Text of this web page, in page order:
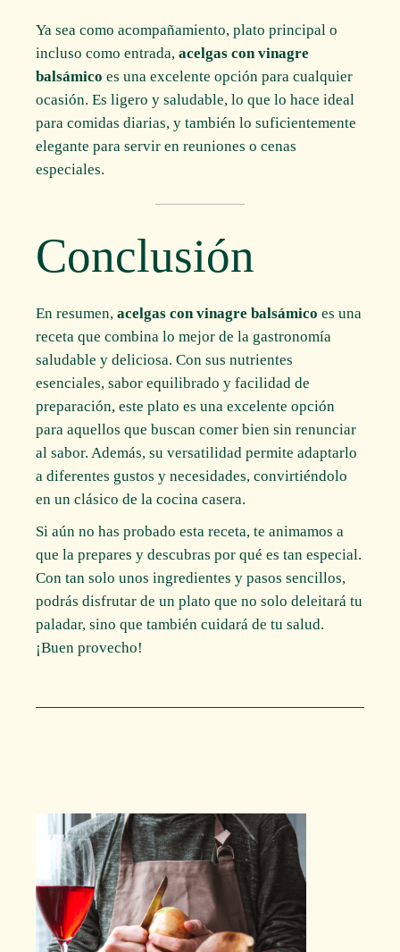
Ya sea como acompañamiento, plato principal o
incluso como entrada,acelgas con vinagre
balsámico es una excelente opción para cualquier
ocasión. Es ligero y saludable, lo que lo hace ideal
para comidas diarias, y también lo suficientemente
elegante para servir en reuniones o cenas
especiales.
Conclusión
En resumen,acelgas con vinagre balsámico es una
receta que combina lo mejor de la gastronomía
saludable y deliciosa. Con sus nutrientes
esenciales, sabor equilibrado y facilidad de
preparación, este plato es una excelente opción
para aquellos que buscan comer bien sin renunciar
al sabor. Además, su versatilidad permite adaptarlo
a diferentes gustos y necesidades, convirtiéndolo
en un clásico de la cocina casera.
Si aún no has probado esta receta, te animamos a
que la prepares y descubras por qué es tan especial.
Con tan solo unos ingredientes y pasos sencillos,
podrás disfrutar de un plato que no solo deleitará tu
paladar, sino que también cuidará de tu salud.
¡Buen provecho!